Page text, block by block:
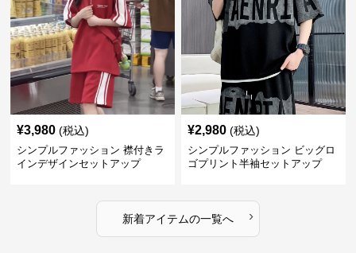
¥3,980 (税込)
シンプルファッション 襟付きラ
インデザインセットアップ
¥2,980 (税込)
シンプルファッション ビッグロ
ゴプリント半袖セットアップ
新着アイテムの一覧へ ›